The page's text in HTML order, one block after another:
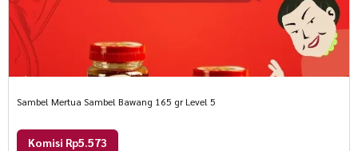
Sambel Mertua Sambel Bawang 165 gr Level 5
Komisi Rp5.573